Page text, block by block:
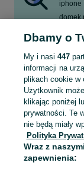
iphone
domek
Mapa kategorii
Mapa miejscowości
Mapa ministron
Popularne
Dbamy o
My i nasi 447
informacji na
plikach cookie w
Użytkownik
klikając poniżej
prywatności. Te
nie będą miały
Polityka
Wraz z
zapewnienia: